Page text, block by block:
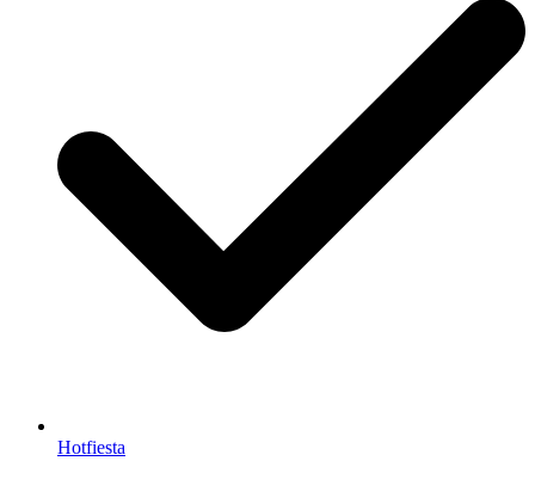
Hotfiesta